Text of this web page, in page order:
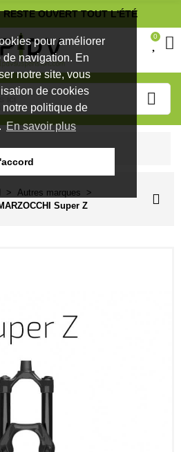
pour améliorer
navigation. En
notre site, vous
de cookies
politique de
En savoir plus
OUVERT TOUT L'ÉTÉ
0
Autres marques
Super Z